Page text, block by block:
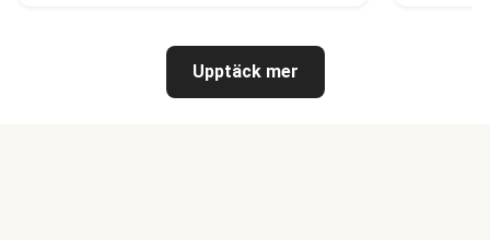
Upptäck mer